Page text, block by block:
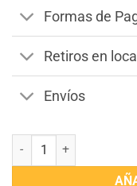
Formas de
Retiros en local
Envíos
Resorte Magico Anti